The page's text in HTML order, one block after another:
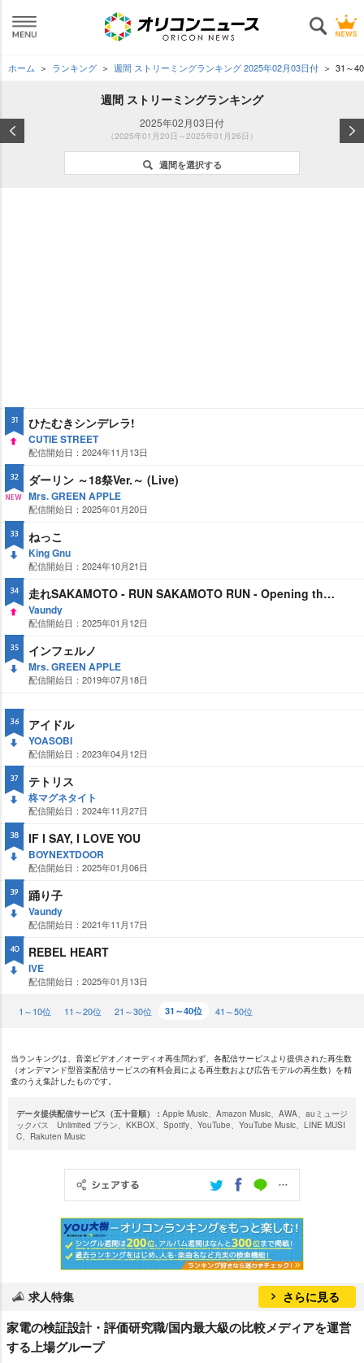
ホーム ランキング 週間 ストリーミングランキング 2025年02月03日付 31～
週間 ストリーミングランキング
2025年02月03日付
（2025年01月20日～2025年01月26日）
週間を選択する
31 ひたむきシンデレラ!
CUTIE STREET
配信開始日：2024年11月13日
32
W
ダーリン ～18祭Ver.～ (Live)
Mrs. GREEN APPLE
配信開始日：2025年01月20日
33
WN
ねっこ
King Gnu
配信開始日：2024年10月21日
34 走れSAKAMOTO - RUN SAKAMOTO RUN - Opening theme to SAKAMOTO DAYS
Vaundy
配信開始日：2025年01月12日
35 インフェルノ
Mrs. GREEN APPLE
配信開始日：2019年07月18日
36
WN
アイドル
YOASOBI
配信開始日：2023年04月12日
37
WN
テトリス
柊マグネタイト
配信開始日：2024年11月27日
38
WN
IF I SAY, I LOVE YOU
BOYNEXTDOOR
配信開始日：2025年01月06日
39
WN
踊り子
Vaundy
配信開始日：2021年11月17日
40 REBEL HEART
IVE
配信開始日：2025年01月13日
1～10位 11～20位 21～30位 31～40位 41～50位
当ランキングは、音楽ビデオ／オーディオ再生問わず、各配信サービスより提供された再生数
（オンデマンド型音楽配信サービスの有料会員による再生数および広告モデルの再生数）を精
査のうえ集計したものです。
データ提供配信サービス（五十音順）： Apple Music、Amazon Music、AWA、auミュージ
ックパス Unlimited プラン、KKBOX、Spotify、YouTube、YouTube Music、LINE MUSI
C、Rakuten Music
求人特集 さらに見る
家電の検証設計・評価研究職/国内最大級の比較メディアを運営
する上場グループ